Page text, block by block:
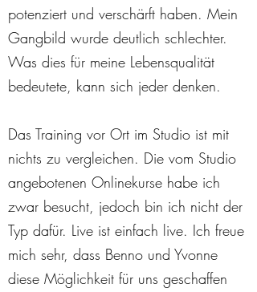
potenziert und verschärft haben. Mein
Gangbild wurde deutlich schlechter.
Was dies für meine Lebensqualität
bedeutete, kann sich jeder denken.
Das Training vor Ort im Studio ist mit
nichts zu vergleichen. Die vom Studio
angebotenen Onlinekurse habe ich
zwar besucht, jedoch bin ich nicht der
Typ dafür. Live ist einfach live. Ich freue
mich sehr, dass Benno und Yvonne
diese Möglichkeit für uns geschaffen